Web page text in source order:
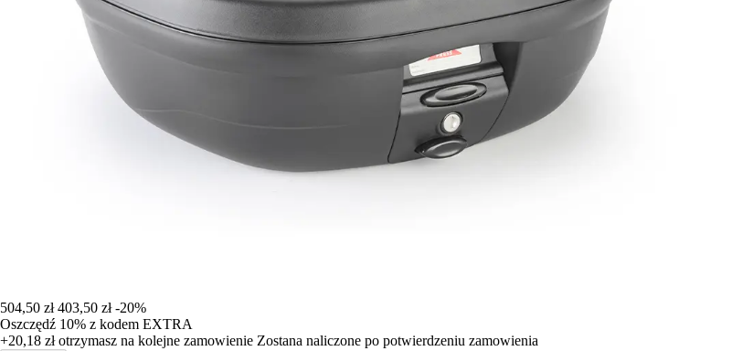
504,50 zł 403,50 zł -20%
Oszczędź 10% z kodem EXTRA
+20,18 złotrzymasz na kolejne zamowienie Zostana naliczone po potwierdzeniu zamowienia